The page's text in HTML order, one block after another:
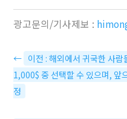
광고문의/기사제보 :
← 이전 : 해외에서 귀국한 사
1,000$ 중 선택할 수 있으며, 앞
정